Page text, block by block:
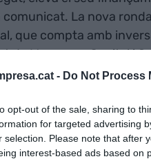
- Do Not Process
opt-out of the sale, sharing to
for targeted advertising
selection. Please note that after
interest-based ads based on
La nova
que compta amb
de Mangrove Capital i
d'administració de Badi
GetYourguide, que se
Nikolas Krawinkel, un
mateixCarlos Pierre